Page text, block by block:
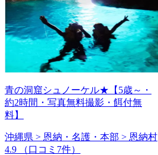
青の洞窟シュノーケル★【5歳～・
約2時間・写真無料撮影・餌付無
料】
沖縄県 > 恩納・名護・本部 > 恩納村
4.9
（口コミ7件）